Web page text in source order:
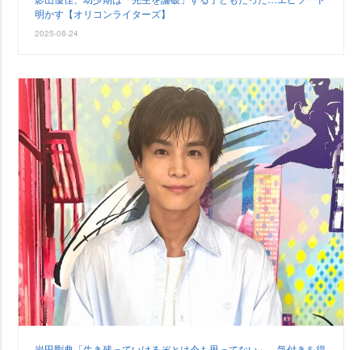
明かす【オリコンライターズ】
2025-08-24